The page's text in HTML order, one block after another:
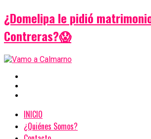
¿Domelipa le pidió
Contreras?😱
INICIO
¿Quiénes Somos?